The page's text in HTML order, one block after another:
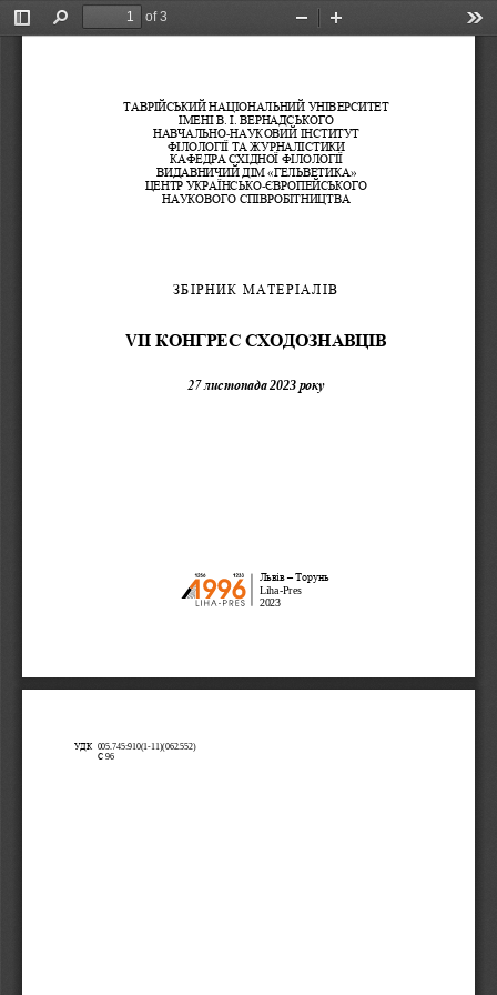
Toggle
Find
of 3
Zoom
ТАВРІЙСЬКИЙ НАЦІОНАЛЬНИЙ УНІВЕРСИТЕТ
ІМЕНІ В. І. ВЕРНАДСЬКОГО
НАВЧАЛЬНО-НАУКОВИЙ ІНСТИТУТ
ФІЛОЛОГІЇ ТА ЖУРНАЛІСТИКИ
КАФЕДРА СХІДНОЇ ФІЛОЛОГІЇ
ВИДАВНИЧИЙ ДІМ «ГЕЛЬВЕТИКА»
ЦЕНТР УКРАЇНСЬКО-ЄВРОПЕЙСЬКОГО
НАУКОВОГО СПІВРОБІТНИЦТВА
ЗБІРНИК МАТЕРІАЛІВ
VІІ КОНГРЕС СХОДОЗНАВЦІВ
27 листопада 2023 року
Львів – Торунь
Liha-Pres
2023
УДК 005.745:910(1-11)(062.552)
С 96